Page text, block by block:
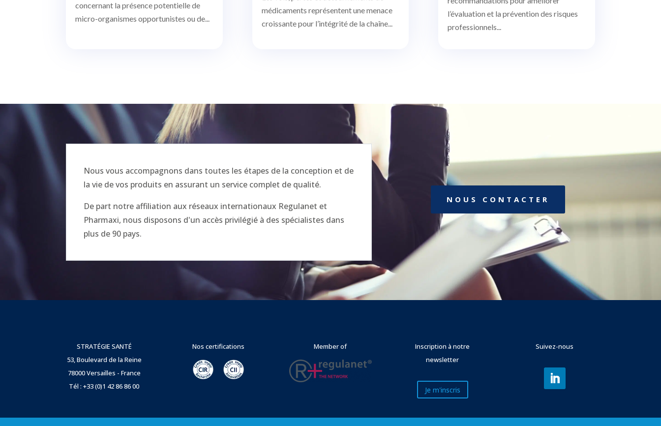
concernant la présence potentielle de
micro-organismes opportunistes ou de...
médicaments représentent une menace
croissante pour l’intégrité de la chaîne...
l’évaluation et la prévention des risques
professionnels...
Nous vous accompagnons dans toutes les étapes de la conception et de
la vie de vos produits en assurant un service complet de qualité.
De part notre affiliation aux réseaux internationaux Regulanet et
Pharmaxi, nous disposons d'un accès privilégié à des spécialistes dans
plus de 90 pays.
NOUS CONTACTER
STRATÉGIE SANTÉ
53, Boulevard de la Reine
78000 Versailles - France
Tél : +33 (0)1 42 86 86 00
Nos certifications Member of
Inscription à notre
newsletter
Je m'inscris
Suivez-nous